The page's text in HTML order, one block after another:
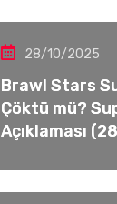
28/10/2025
Brawl Stars
Çöktü mü?
Açıklaması